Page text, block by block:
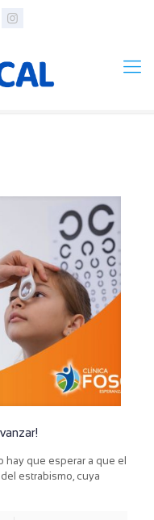
hay que esperar a que el
estrabismo, cuya